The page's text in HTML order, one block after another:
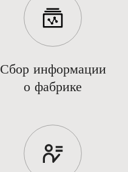
Сбор информации
о фабрике